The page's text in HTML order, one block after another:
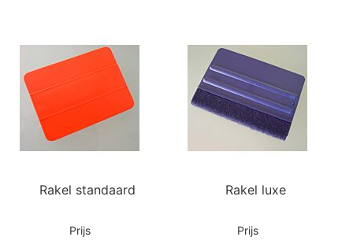
Rakel standaard
Prijs
Rakel luxe
Prijs